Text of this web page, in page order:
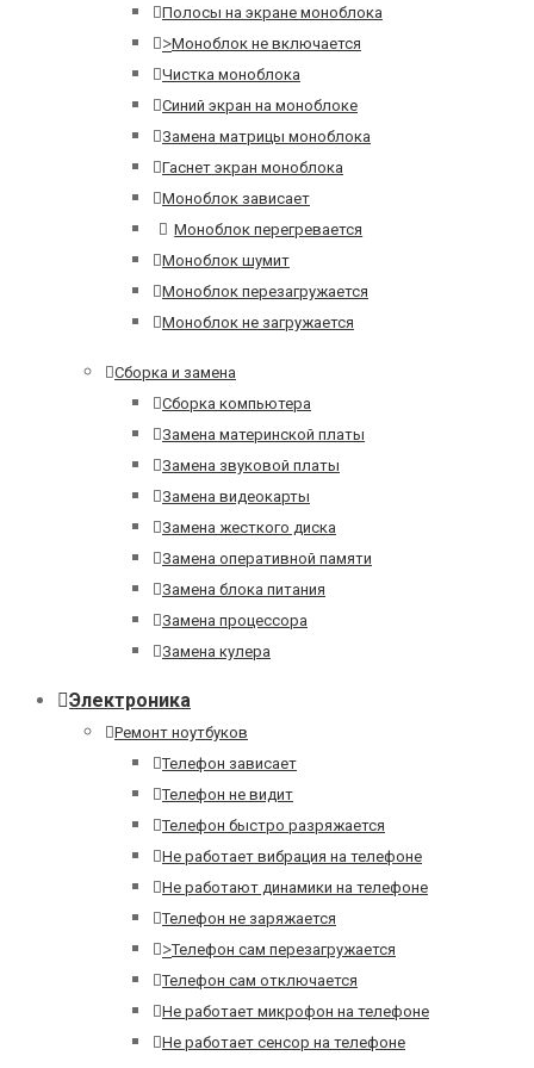
Полосы на экране моноблока
>Моноблок не включается
Чистка моноблока
Синий экран на моноблоке
Замена матрицы моноблока
Гаснет экран моноблока
Моноблок зависает
Моноблок перегревается
Моноблок шумит
Моноблок перезагружается
Моноблок не загружается
Сборка и замена
Сборка компьютера
Замена материнской платы
Замена звуковой платы
Замена видеокарты
Замена жесткого диска
Замена оперативной памяти
Замена блока питания
Замена процессора
Замена кулера
Электроника
Ремонт ноутбуков
Телефон зависает
Телефон не видит
Телефон быстро разряжается
Не работает вибрация на телефоне
Не работают динамики на телефоне
Телефон не заряжается
>Телефон сам перезагружается
Телефон сам отключается
Не работает микрофон на телефоне
Не работает сенсор на телефоне